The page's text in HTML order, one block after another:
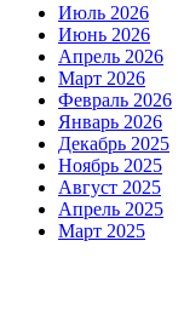
Июль 2026
Июнь 2026
Апрель 2026
Март 2026
Февраль 2026
Январь 2026
Декабрь 2025
Ноябрь 2025
Август 2025
Апрель 2025
Март 2025